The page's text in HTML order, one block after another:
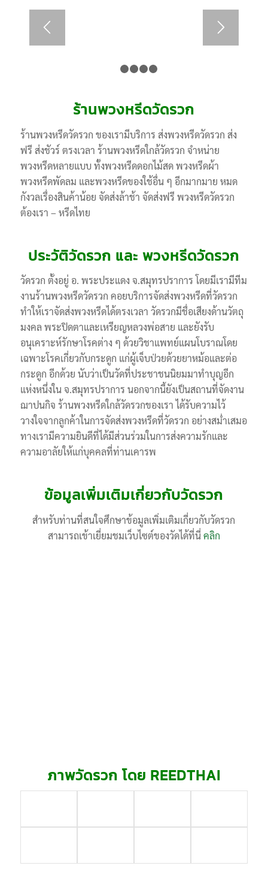
ร้านพวงหรีดวัดรวก
ร้านพวงหรีดวัดรวก ของเรามีบริการ ส่งพวงหรีดวัดรวก ส่ง
ฟรี ส่งชัวร์ ตรงเวลา ร้านพวงหรีดใกล้วัดรวก จำหน่าย
พวงหรีดหลายแบบ ทั้งพวงหรีดดอกไม้สด พวงหรีดผ้า
พวงหรีดพัดลม และพวงหรีดของใช้อื่น ๆ อีกมากมาย หมด
กังวลเรื่องสินค้าน้อย จัดส่งล้าช้า จัดส่งฟรี พวงหรีดวัดรวก
ต้องเรา – หรีดไทย
ประวัติวัดรวก และ พวงหรีดวัดรวก
วัดรวก ตั้งอยู่ อ. พระประแดง จ.สมุทรปราการ โดยมีเรามีทีม
งานร้านพวงหรีดวัดรวก คอยบริการจัดส่งพวงหรีดที่วัดรวก
ทำให้เราจัดส่งพวงหรีดได้ตรงเวลา วัดรวกมีชื่อเสียงด้านวัตถุ
มงคล พระปิดตาและเหรียญหลวงพ่อสาย และยังรับ
อนุเคราะห์รักษาโรคต่าง ๆ ด้วยวิชาแพทย์แผนโบราณโดย
เฉพาะโรคเกี่ยวกับกระดูก แก่ผู้เจ็บป่วยด้วยยาหม้อและต่อ
กระดูก อีกด้วย นับว่าเป็นวัดที่ประชาชนนิยมมาทำบุญอีก
แห่งหนึ่งใน จ.สมุทรปราการ นอกจากนี้ยังเป็นสถานที่จัดงาน
ฌาปนกิจ ร้านพวงหรีดใกล้วัดรวกของเรา ได้รับความไว้
วางใจจากลูกค้าในการจัดส่งพวงหรีดที่วัดรวก อย่างสม่ำเสมอ
ทางเรามีความยินดีที่ได้มีส่วนร่วมในการส่งความรักและ
ความอาลัยให้แก่บุคคลที่ท่านเคารพ
ข้อมูลเพิ่มเติมเกี่ยวกับวัดรวก
สำหรับท่านที่สนใจศึกษาข้อมูลเพิ่มเติมเกี่ยวกับวัดรวก
สามารถเข้าเยี่ยมชมเว็บไซต์ของวัดได้ที่นี่คลิก
ภาพวัดรวก โดย REEDTHAI